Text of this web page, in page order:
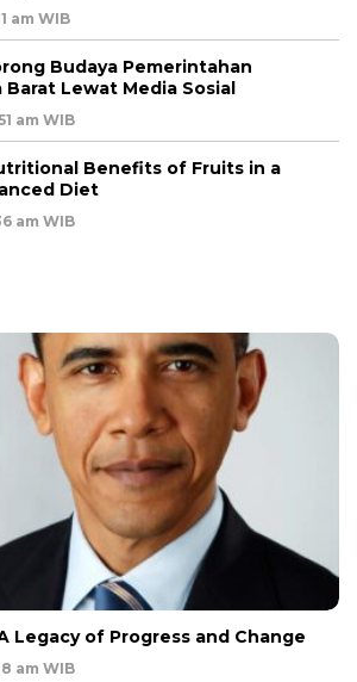
am WIB
Budaya Pemerintahan
Barat Lewat Media Sosial
am WIB
Benefits of Fruits in a
Diet
am WIB
Legacy of Progress and Change
am WIB